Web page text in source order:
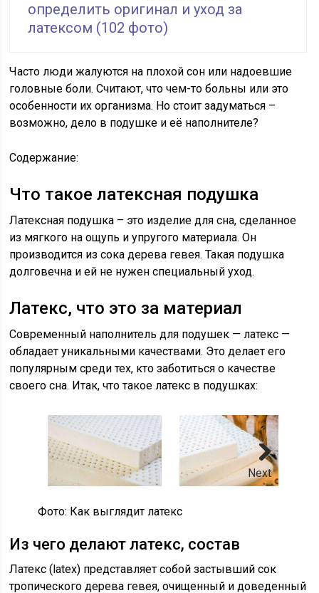
определить оригинал и уход за
латексом (102 фото)
Часто люди жалуются на плохой сон или надоевшие
головные боли. Считают, что чем-то больны или это
особенности их организма. Но стоит задуматься –
возможно, дело в подушке и её наполнителе?
Содержание:
Что такое латексная подушка
Латексная подушка – это изделие для сна, сделанное
из мягкого на ощупь и упругого материала. Он
производится из сока дерева гевея. Такая подушка
долговечна и ей не нужен специальный уход.
Латекс, что это за материал
Современный наполнитель для подушек — латекс —
обладает уникальными качествами. Это делает его
популярным среди тех, кто заботиться о качестве
своего сна. Итак, что такое латекс в подушках:
Next
Фото: Как выглядит латекс
Из чего делают латекс, состав
Латекс (latex) представляет собой застывший сок
тропического дерева гевея, очищенный и доведенный